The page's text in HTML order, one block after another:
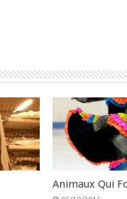
Animaux Qui